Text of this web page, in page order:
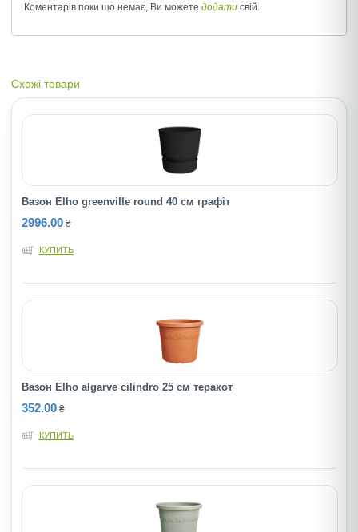
Коментарів поки що немає, Ви можете додати свій.
Схожі товари
Вазон Elho greenville round 40 см графіт
2996.00 ₴
КУПИТЬ
Вазон Elho algarve cilindro 25 см теракот
352.00 ₴
КУПИТЬ